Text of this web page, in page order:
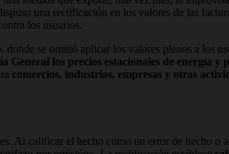
una rectificación en los valores de las
los usuarios.
donde se omitió aplicar los valores plenos a los
los precios estacionales de energía y
comercios, industrias, empresas y otras
Al calificar el hecho como un error de hecho o